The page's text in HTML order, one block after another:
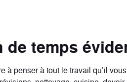
de temps
à penser à tout le travail qu’il